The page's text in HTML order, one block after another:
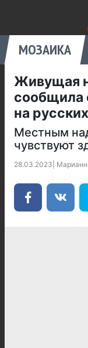
МОЗАИКА
Живущая
сообщила
на русских
Местным
чувствуют
28.03.2023